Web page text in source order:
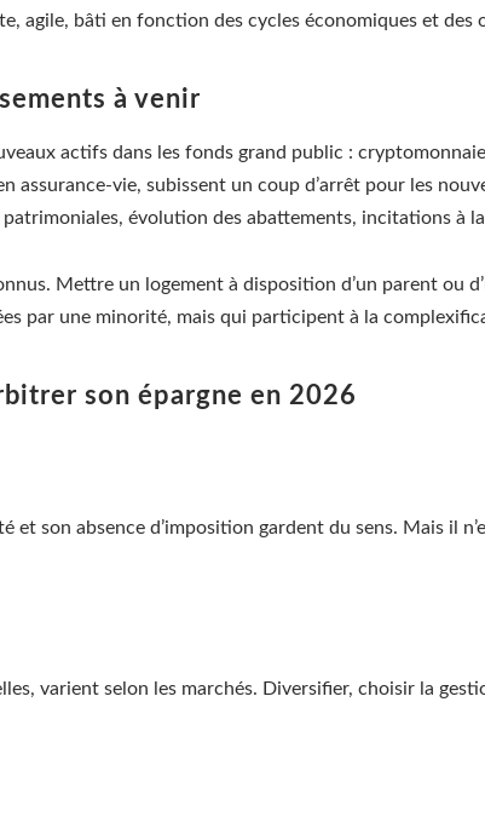
agile, bâti en fonction des cycles économiques et
à venir
actifs dans les fonds grand public :
assurance-vie, subissent un coup d’arrêt pour les
évolution des abattements, incitations à
Mettre un logement à disposition d’un parent ou
par une minorité, mais qui participent à la
son épargne en 2026
et son absence d’imposition gardent du sens. Mais il
varient selon les marchés. Diversifier, choisir la